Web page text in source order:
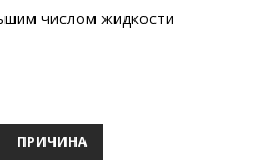
числом жидкости
ПРИЧИНА